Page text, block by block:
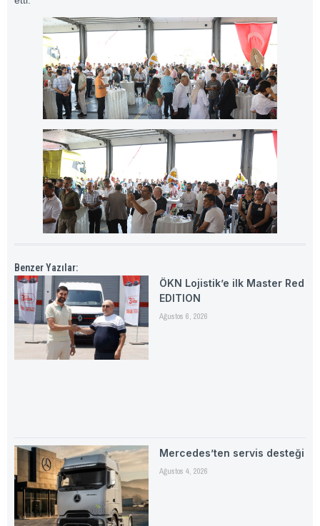
Benzer Yazılar:
ÖKN Lojistik’e ilk Master Red
EDITION
Ağustos 6, 2026
Mercedes’ten servis desteği
Ağustos 4, 2026